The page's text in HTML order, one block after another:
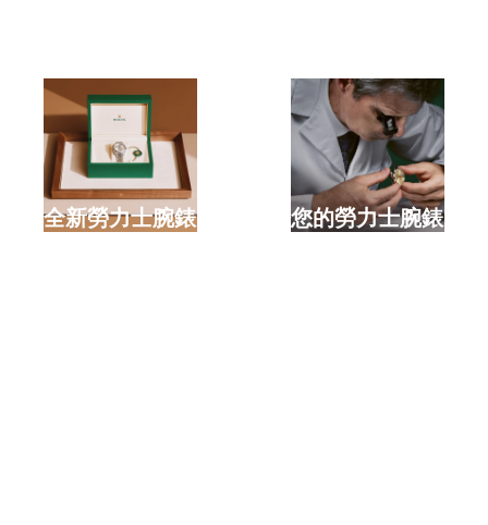
選購全新勞力士腕錶 檢修您的勞力士腕錶